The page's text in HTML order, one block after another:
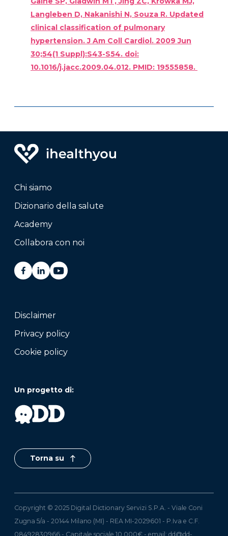
Langleben D, Nakanishi N, Souza R. Updated
clinical classification of pulmonary
hypertension. J Am Coll Cardiol. 2009 Jun
30;54(1 Suppl):S43-S54. doi:
10.1016/j.jacc.2009.04.012. PMID: 19555858.
Chi siamo
Dizionario della salute
Academy
Collabora con noi
Disclaimer
Privacy policy
Cookie policy
Un progetto di:
Torna su
Copyright © 2025 Digital Dictionary Servizi S.P.A. - Viale Coni
Zugna 5/a - 20144 Milano (MI) - REA MI-2029601 - P.Iva e C.F.
08492830966 - Capitale sociale 10.000€ - email: dd@dd-